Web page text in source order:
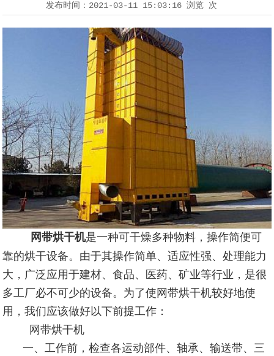
发布时间： 2021-03-11 15:03:16浏览 次
网带烘干机是一种可干燥多种物料，操作简便可
靠的烘干设备。由于其操作简单、适应性强、处理能力
大，广泛应用于建材、食品、医药、矿业等行业，是很
多工厂必不可少的设备。为了使网带烘干机较好地使
用，我们应该做好以下前提工作：
网带烘干机
一、工作前，检查各运动部件、轴承、输送带、三